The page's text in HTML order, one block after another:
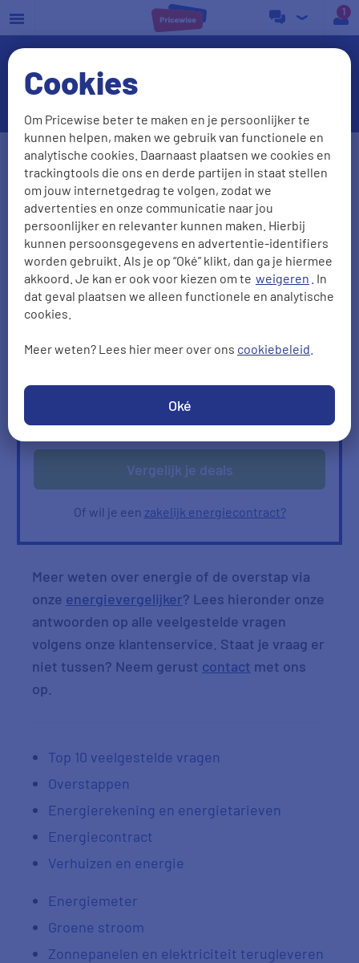
Cookies
Om Pricewise beter te maken en je persoonlijker te
kunnen helpen, maken we gebruik van functionele en
analytische cookies. Daarnaast plaatsen we cookies en
trackingtools die ons en derde partijen in staat stellen
om jouw internetgedrag te volgen, zodat we
advertenties en onze communicatie naar jou
persoonlijker en relevanter kunnen maken. Hierbij
kunnen persoonsgegevens en advertentie-identifiers
worden gebruikt. Als je op “Oké” klikt, dan ga je hiermee
akkoord. Je kan er ook voor kiezen om te weigeren . In
dat geval plaatsen we alleen functionele en analytische
cookies.
Meer weten? Lees hier meer over ons cookiebeleid
Oké
a
Veelgestelde energievragen
Postcode Huisnr. + Toev.
Huidige leverancier
Aantal personen
1
2000kWh/jr 950m3/jr
Zonnepanelen
Vergelijk je deals
Of wil je een zakelijk energiecontract?
ophalen
Meer weten over energie of de overstap via
onze energievergelijker? Lees hieronder onze
antwoorden op alle veelgestelde vragen
volgens onze klantenservice. Staat je vraag er
niet tussen? Neem gerust contact met ons
op.
Top 10 veelgestelde vragen
Overstappen
Energierekening en energietarieven
Energiecontract
Verhuizen en energie
Energiemeter
Groene stroom
Zonnepanelen en elektriciteit terugleveren